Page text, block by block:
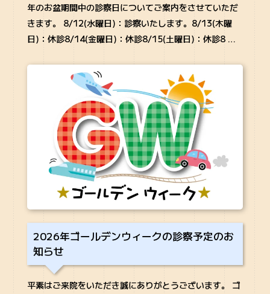
年のお盆期間中の診察日についてご案内をさせていただ
きます。 8/12(水曜日)：診察いたします。8/13(木曜
日)：休診8/14(金曜日)：休診8/15(土曜日)：休診8 …
2026年ゴールデンウィークの診察予定のお
知らせ
平素はご来院をいただき誠にありがとうございます。 ゴ